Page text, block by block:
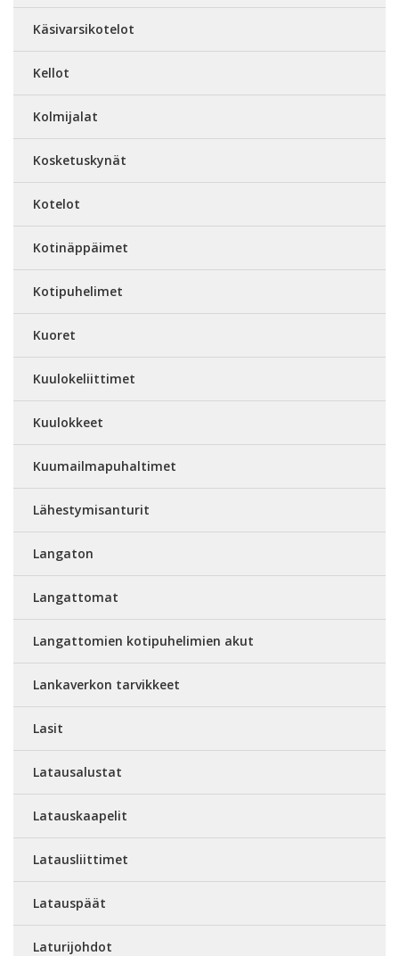
Käsivarsikotelot
Kellot
Kolmijalat
Kosketuskynät
Kotelot
Kotinäppäimet
Kotipuhelimet
Kuoret
Kuulokeliittimet
Kuulokkeet
Kuumailmapuhaltimet
Lähestymisanturit
Langaton
Langattomat
Langattomien kotipuhelimien akut
Lankaverkon tarvikkeet
Lasit
Latausalustat
Latauskaapelit
Latausliittimet
Latauspäät
Laturijohdot